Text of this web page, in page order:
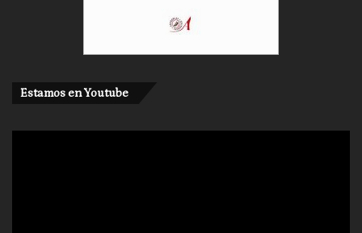
Estamos en Youtube